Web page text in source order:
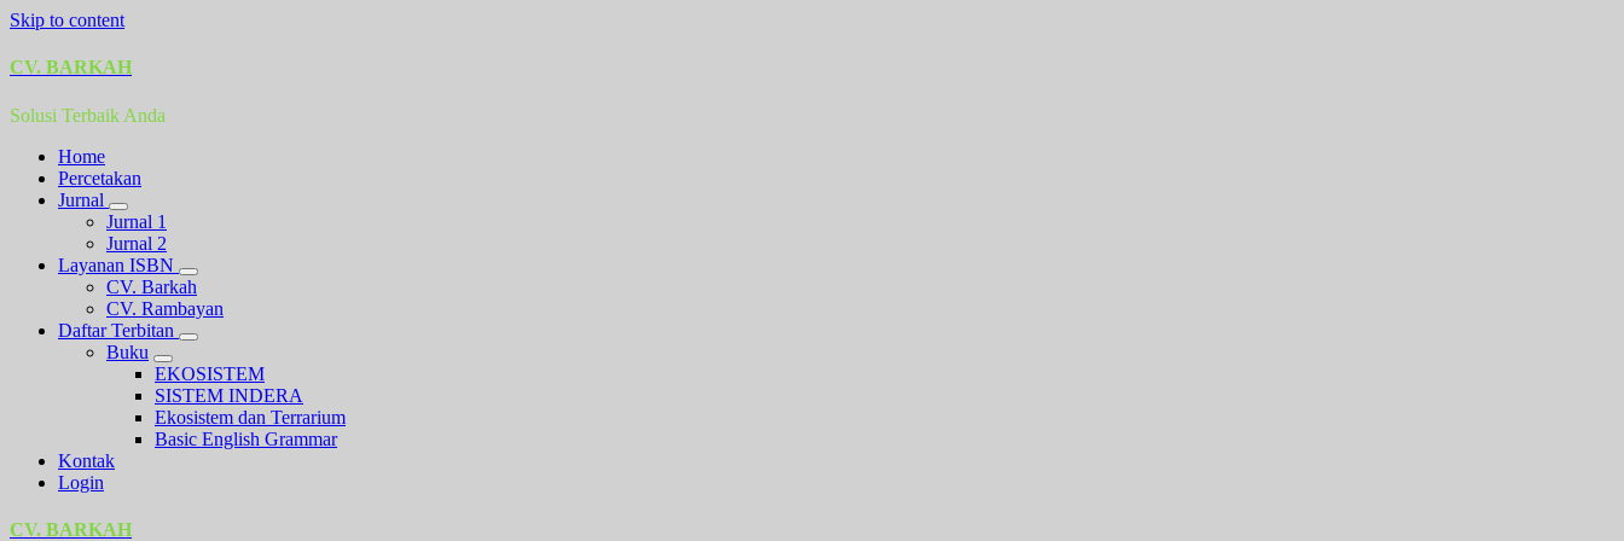
Skip to content
CV. BARKAH
Solusi Terbaik Anda
Home
Percetakan
Jurnal
Jurnal 1
Jurnal 2
Layanan ISBN
CV. Barkah
CV. Rambayan
Daftar Terbitan
Buku
EKOSISTEM
SISTEM INDERA
Ekosistem dan Terrarium
Basic English Grammar
Kontak
Login
CV. BARKAH